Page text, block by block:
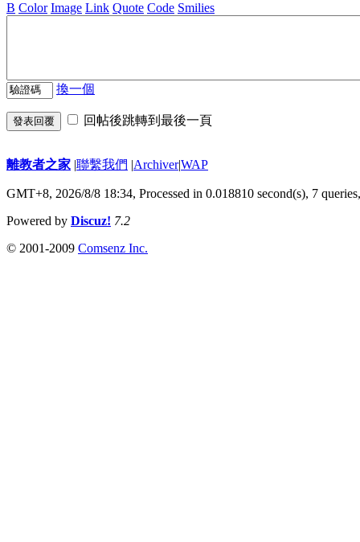
B Color Image Link Quote Code Smilies
換一個
發表回覆 回帖後跳轉到最後一頁
離教者之家 |聯繫我們 |Archiver|WAP
GMT+8, 2026/8/8 18:34, Processed in 0.018810 second(s), 7
Powered by Discuz! 7.2
© 2001-2009 Comsenz Inc.